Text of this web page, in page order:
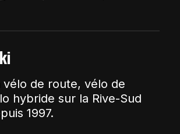
vélo de route, vélo de
hybride sur la Rive-Sud
1997.